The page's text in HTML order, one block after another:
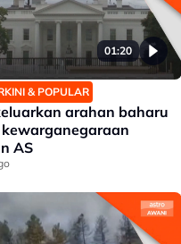
01:20
& POPULAR
arahan baharu
AS